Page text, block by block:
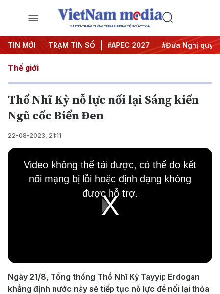
CHUYÊN TRANG THÔNG TIN ĐA PHƯƠNG TIỆN CỦA TTXVN
TIN MỚI TRẠM TIN SỐ
#Hội nghị Trung ương 3 #APEC 2027 #Đưa Nghị quyết
Thế giới
Thổ Nhĩ Kỳ nỗ lực nối lại Sáng kiến
Ngũ cốc Biển Đen
22-08-2023, 21:11
Play
Video
This
window.
Video không thể tải được, có thể do kết
nối mạng bị lỗi hoặc định dạng không
được hỗ trợ.
Ngày 21/8, Tổng thống Thổ Nhĩ Kỳ Tayyip Erdogan
khẳng định nước này sẽ tiếp tục nỗ lực để nối lại thỏa